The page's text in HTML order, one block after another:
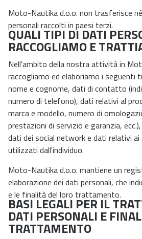
Moto-Nautika d.o.o. non trasferisce
personali raccolti in paesi terzi.
QUALI TIPI DI DATI
RACCOGLIAMO E
Nell'ambito della nostra attività in
raccogliamo ed elaboriamo i seguenti
nome e cognome, dati di contatto
numero di telefono), dati relativi al
marca e modello, numero di
prestazioni di servizio e garanzia,
dati dei social network e dati relativi ai
utilizzati dall'individuo.
Moto-Nautika d.o.o. mantiene un
elaborazione dei dati personali, che
e le finalità del loro trattamento.
BASI LEGALI PER IL
DATI PERSONALI E
TRATTAMENTO